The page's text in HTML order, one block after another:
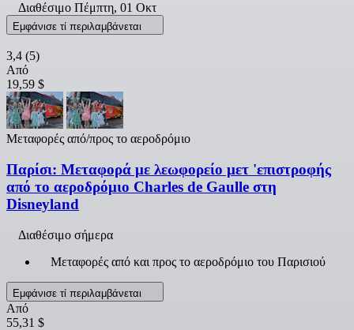
Διαθέσιμο Πέμπτη, 01 Οκτ
Εμφάνισε τί περιλαμβάνεται
3,4 (5)
Από
19,59 $
Μεταφορές από/προς το αεροδρόμιο
Παρίσι: Μεταφορά με λεωφορείο μετ 'επιστροφής
από το αεροδρόμιο Charles de Gaulle στη
Disneyland
Διαθέσιμο σήμερα
Μεταφορές από και προς το αεροδρόμιο του Παρισιού
Εμφάνισε τί περιλαμβάνεται
Από
55,31 $